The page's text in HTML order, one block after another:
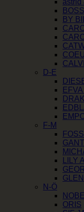
BOSS
BY
D-E
F-M
GANT
LILY
N-Ö
ORIS